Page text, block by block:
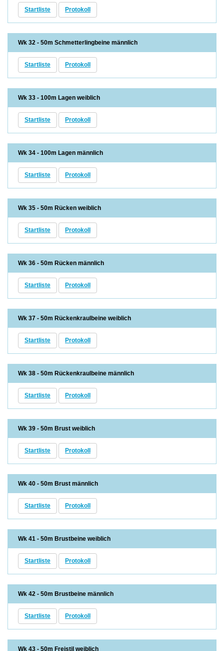
Startliste Protokoll
Wk 32 - 50m Schmetterlingbeine männlich
Startliste Protokoll
Wk 33 - 100m Lagen weiblich
Startliste Protokoll
Wk 34 - 100m Lagen männlich
Startliste Protokoll
Wk 35 - 50m Rücken weiblich
Startliste Protokoll
Wk 36 - 50m Rücken männlich
Startliste Protokoll
Wk 37 - 50m Rückenkraulbeine weiblich
Startliste Protokoll
Wk 38 - 50m Rückenkraulbeine männlich
Startliste Protokoll
Wk 39 - 50m Brust weiblich
Startliste Protokoll
Wk 40 - 50m Brust männlich
Startliste Protokoll
Wk 41 - 50m Brustbeine weiblich
Startliste Protokoll
Wk 42 - 50m Brustbeine männlich
Startliste Protokoll
Wk 43 - 50m Freistil weiblich